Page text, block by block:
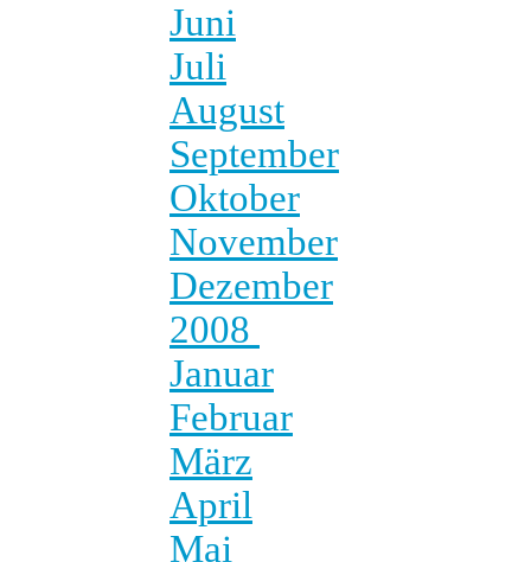
Juni
Juli
August
September
Oktober
November
Dezember
2008
Januar
Februar
März
April
Mai